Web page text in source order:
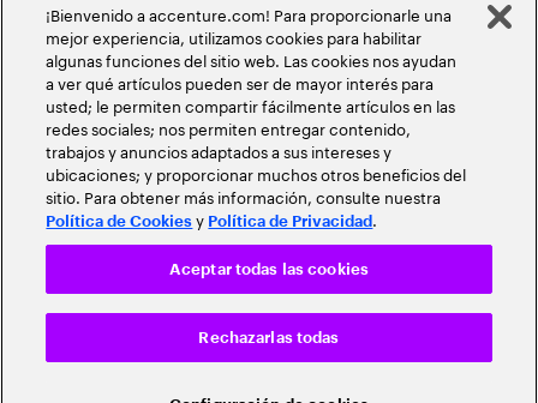
¡Bienvenido a accenture.com! Para proporcionarle una
mejor experiencia, utilizamos cookies para habilitar
algunas funciones del sitio web. Las cookies nos ayudan
a ver qué artículos pueden ser de mayor interés para
usted; le permiten compartir fácilmente artículos en las
redes sociales; nos permiten entregar contenido,
trabajos y anuncios adaptados a sus intereses y
ubicaciones; y proporcionar muchos otros beneficios del
sitio. Para obtener más información, consulte nuestra
Política de Cookies y Política de Privacidad .
Rechazarlas todas
Aceptar todas las cookies